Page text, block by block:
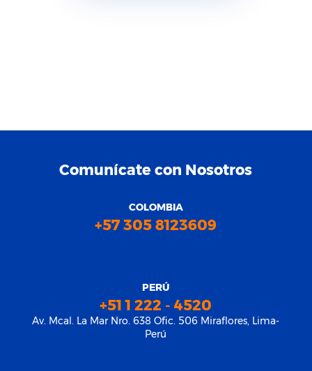
Comunícate con Nosotros
COLOMBIA
+57 305 8123609
PERÚ
+51 1 222 - 4520
Av. Mcal. La Mar Nro. 638 Ofic. 506 Miraflores, Lima-
Perú